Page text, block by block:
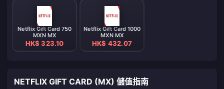
Netflix Gift Card 750
MXN MX
HK$ 323.10
Netflix Gift Card 1000
MXN MX
HK$ 432.07
NETFLIX GIFT CARD (MX) 儲值指南